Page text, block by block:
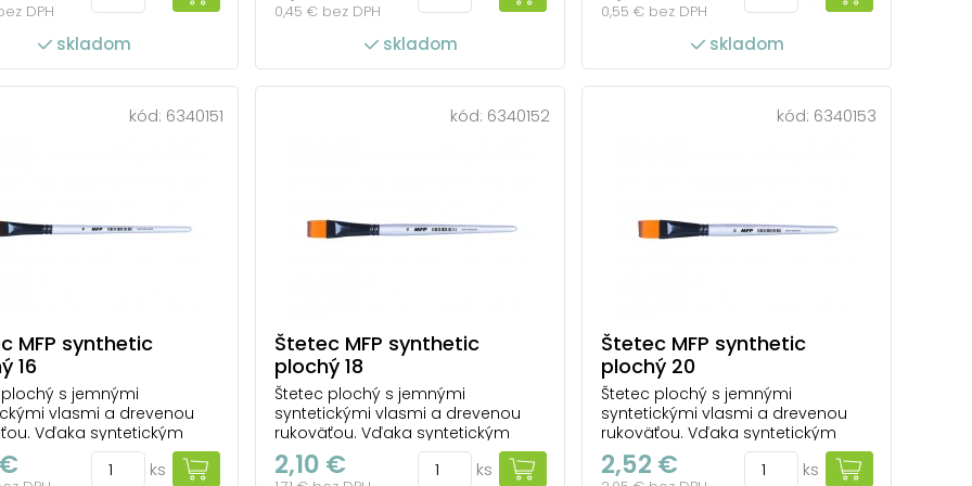
a riedidlami ako prírodný
Ľahko sa udržiava v čistote.
na použitie v škole, ako aj
maliarske techniky.
na ...
DPH
skladom
farbami a riedidlami ako prírodný
štetec. Ľahko sa udržiava v čistote.
Vhodný na použitie v škole, ako aj
na rôzne maliarske techniky.
Ideálny na ...
0,45 € bez DPH
skladom
farbami a riedidlami ako prírodný
štetec. Ľahko sa udržiava v čistote.
Vhodný na použitie v škole, ako aj
na rôzne maliarske techniky.
Ideálny na ...
0,55 € bez DPH
skladom
kód: 6340151
MFP synthetic
16
s jemnými
vlasmi a drevenou
Vďaka syntetickým
sa farba ľahšie rozotiera.
náchylný na poškodenie
ks
kód: 6340152
Štetec MFP synthetic
plochý 18
Štetec plochý s jemnými
syntetickými vlasmi a drevenou
rukoväťou. Vďaka syntetickým
vláknam sa farba ľahšie rozotiera.
Je menej náchylný na poškodenie
2,10 € ks
kód: 6340153
Štetec MFP synthetic
plochý 20
Štetec plochý s jemnými
syntetickými vlasmi a drevenou
rukoväťou. Vďaka syntetickým
vláknam sa farba ľahšie rozotiera.
Je menej náchylný na poškodenie
2,52 € ks